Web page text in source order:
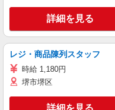
詳細を見る
レジ・商品陳列スタッフ
時給 1,180円
堺市堺区